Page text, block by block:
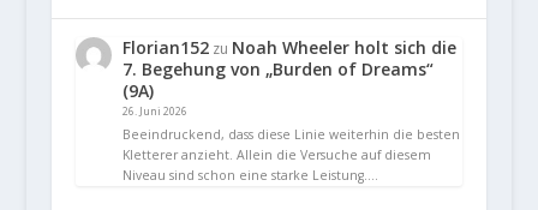
Florian152zu Noah Wheeler holt sich die
7. Begehung von „Burden of Dreams“
(9A)
26. Juni 2026
Beeindruckend, dass diese Linie weiterhin die besten
Kletterer anzieht. Allein die Versuche auf diesem
Niveau sind schon eine starke Leistung.…